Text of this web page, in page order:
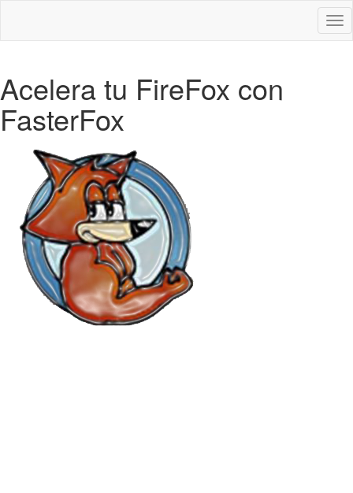
Acelera tu FireFox con
FasterFox